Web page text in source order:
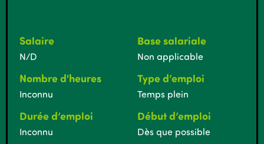
Salaire
N/D
Base salariale
Non applicable
Nombre d'heures
Inconnu
Type d’emploi
Temps plein
Durée d’emploi
Inconnu
Début d’emploi
Dès que possible